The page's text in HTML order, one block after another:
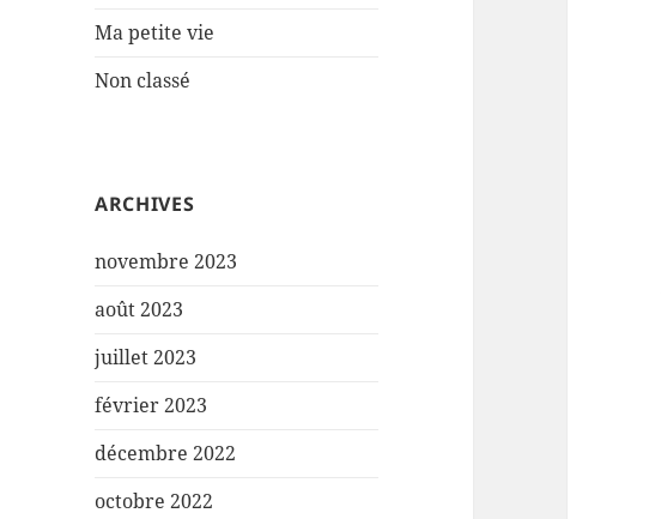
Ma petite vie
Non classé
ARCHIVES
novembre 2023
août 2023
juillet 2023
février 2023
décembre 2022
octobre 2022